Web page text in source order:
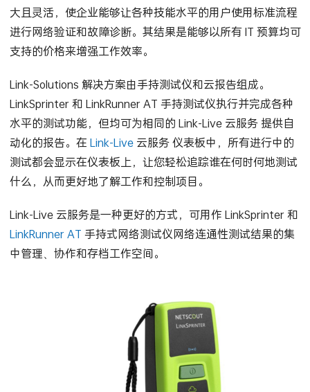
大且灵活，使企业能够让各种技能水平的用户使用标准流程
进行网络验证和故障诊断。其结果是能够以所有 IT 预算均可
支持的价格来增强工作效率。
Link-Solutions 解决方案由手持测试仪和云报告组成。
LinkSprinter 和 LinkRunner AT 手持测试仪执行并完成各种
水平的测试功能，但均可为相同的 Link-Live 云服务 提供自
动化的报告。在 Link-Live云服务 仪表板中，所有进行中的
测试都会显示在仪表板上，让您轻松追踪谁在何时何地测试
什么，从而更好地了解工作和控制项目。
Link-Live 云服务是一种更好的方式，可用作 LinkSprinter 和
LinkRunner AT 手持式网络测试仪网络连通性测试结果的集
中管理、协作和存档工作空间。